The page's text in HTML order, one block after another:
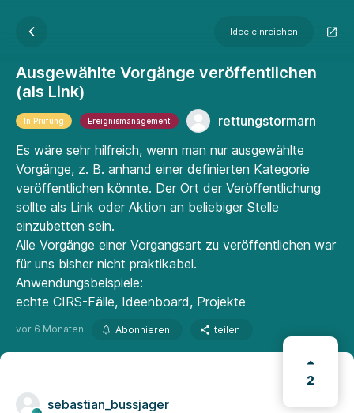
Idee einreichen
Ausgewählte Vorgänge veröffentlichen
(als Link)
In Prüfung Ereignismanagement
rettungstormarn
Es wäre sehr hilfreich, wenn man nur ausgewählte
Vorgänge, z. B. anhand einer definierten Kategorie
veröffentlichen könnte. Der Ort der Veröffentlichung
sollte als Link oder Aktion an beliebiger Stelle
einzubetten sein.
Alle Vorgänge einer Vorgangsart zu veröffentlichen war
für uns bisher nicht praktikabel.
Anwendungsbeispiele:
echte CIRS-Fälle, Ideenboard, Projekte
vor 6 Monaten Abonnieren teilen
2
sebastian_bussjager